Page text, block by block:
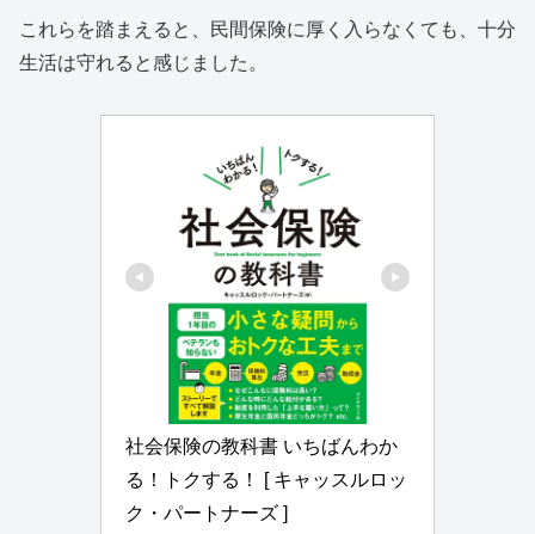
これらを踏まえると、民間保険に厚く入らなくても、十分
生活は守れると感じました。
社会保険の教科書 いちばんわか
る！トクする！ [ キャッスルロッ
ク・パートナーズ ]